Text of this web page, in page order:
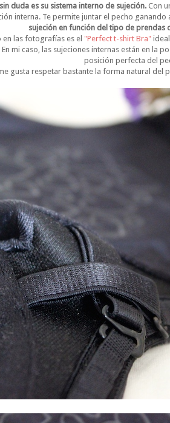
duda es su sistema interno de sujeción. Con
interna. Te permite juntar el pecho ganando
sujeción en función del tipo de prendas
las fotografías es el "Perfect t-shirt Bra"
mi caso, las sujeciones internas están en la
posición perfecta del
gusta respetar bastante la forma natural del